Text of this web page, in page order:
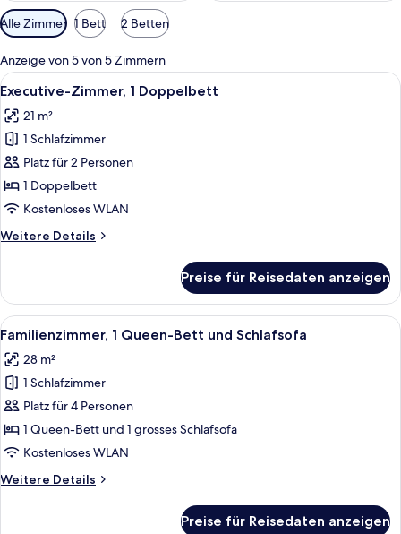
Verfügbare
Filter
für
Zimmer
Alle Zimmer 1 Bett 2 Betten
Anzeige von 5 von 5 Zimmern
Alle
Fotos
für
Executive-
Zimmer,
1
Doppelbett
Ein Hotelzimmer mit Bett,
10
Executive-Zimmer, 1 Doppelbett
21 m²
1 Schlafzimmer
Platz für 2 Personen
1 Doppelbett
Kostenloses WLAN
Weitere Details
Weitere
Zimmer,
Doppelbett
Preise für Reisedaten anzeigen
Alle
Fotos
für
Familienzimmer,
1 Queen-
Bett
und
anzeigen
Ein modernes Hotelzimmer mit Bett,
9
Familienzimmer, 1 Queen-Bett und Schlafsofa
28 m²
1 Schlafzimmer
Platz für 4 Personen
1 Queen-Bett und 1 grosses Schlafsofa
Kostenloses WLAN
Weitere Details
Weitere
Preise für Reisedaten anzeigen